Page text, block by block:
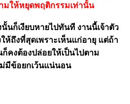
มให้หยุดพฤติกรรมเท่านั้น
นก็เงียบหายไปทันที งานนี้เจ้าตัว
ห้ถึงที่สุดเพราะเห็นแก่อายุ แต่ถ้า
คงต้องปล่อยให้เป็นไปตาม
มีข้อยกเว้นแน่นอน